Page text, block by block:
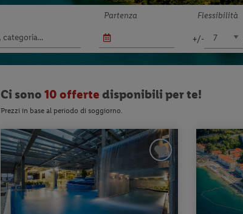
Partenza Flessibilità
+/-
Ci sono 10 offerte disponibili per te!
Prezzi in base al periodo di soggiorno.